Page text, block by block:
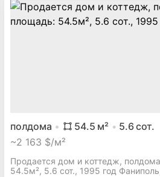
полдома 54.5 м² 5.6сот.
~2 163 $/м²
Продается дом и коттедж,
54.5м², 5.6 сот., 1995 год